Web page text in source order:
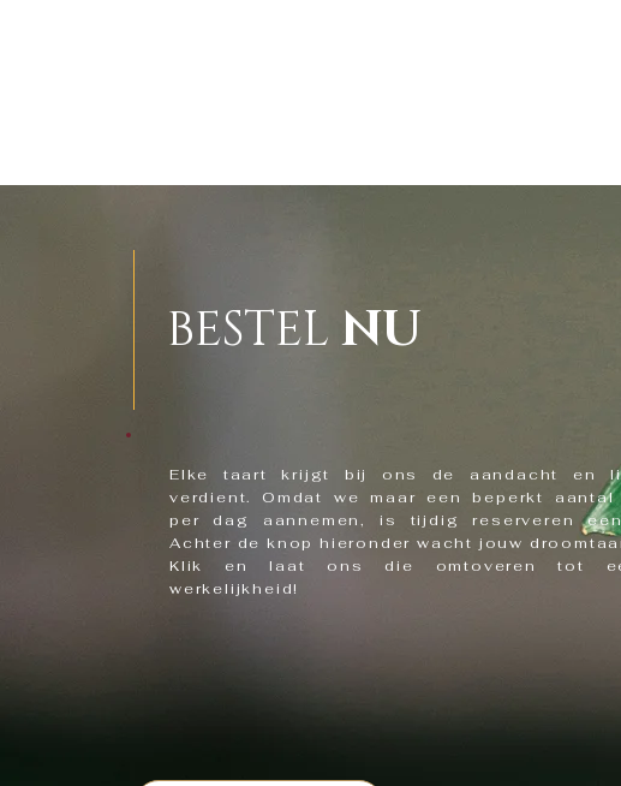
BESTEL NU
Elke taart krijgt bij ons de aandacht en
verdient. Omdat we maar een beperkt aantal
per dag aannemen, is tijdig reserveren
Achter de knop hieronder wacht jouw
Klik en laat ons die omtoveren tot
werkelijkheid!